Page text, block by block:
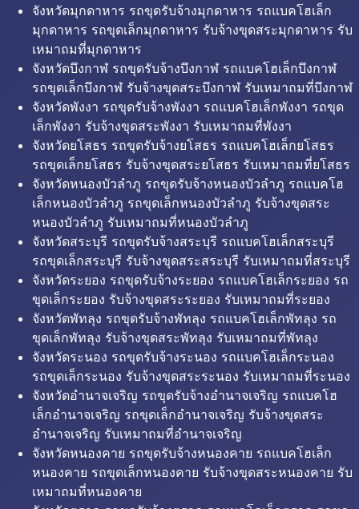
จังหวัดมุกดาหาร รถขุดรับจ้างมุกดาหาร รถแบคโฮเล็ก
มุกดาหาร รถขุดเล็กมุกดาหาร รับจ้างขุดสระมุกดาหาร รับ
เหมาถมที่มุกดาหาร
จังหวัดบึงกาฬ รถขุดรับจ้างบึงกาฬ รถแบคโฮเล็กบึงกาฬ
รถขุดเล็กบึงกาฬ รับจ้างขุดสระบึงกาฬ รับเหมาถมที่บึงกาฬ
จังหวัดพังงา รถขุดรับจ้างพังงา รถแบคโฮเล็กพังงา รถขุด
เล็กพังงา รับจ้างขุดสระพังงา รับเหมาถมที่พังงา
จังหวัดยโสธร รถขุดรับจ้างยโสธร รถแบคโฮเล็กยโสธร
รถขุดเล็กยโสธร รับจ้างขุดสระยโสธร รับเหมาถมที่ยโสธร
จังหวัดหนองบัวลำภู รถขุดรับจ้างหนองบัวลำภู รถแบคโฮ
เล็กหนองบัวลำภู รถขุดเล็กหนองบัวลำภู รับจ้างขุดสระ
หนองบัวลำภู รับเหมาถมที่หนองบัวลำภู
จังหวัดสระบุรี รถขุดรับจ้างสระบุรี รถแบคโฮเล็กสระบุรี
รถขุดเล็กสระบุรี รับจ้างขุดสระสระบุรี รับเหมาถมที่สระบุรี
จังหวัดระยอง รถขุดรับจ้างระยอง รถแบคโฮเล็กระยอง รถ
ขุดเล็กระยอง รับจ้างขุดสระระยอง รับเหมาถมที่ระยอง
จังหวัดพัทลุง รถขุดรับจ้างพัทลุง รถแบคโฮเล็กพัทลุง รถ
ขุดเล็กพัทลุง รับจ้างขุดสระพัทลุง รับเหมาถมที่พัทลุง
จังหวัดระนอง รถขุดรับจ้างระนอง รถแบคโฮเล็กระนอง
รถขุดเล็กระนอง รับจ้างขุดสระระนอง รับเหมาถมที่ระนอง
จังหวัดอำนาจเจริญ รถขุดรับจ้างอำนาจเจริญ รถแบคโฮ
เล็กอำนาจเจริญ รถขุดเล็กอำนาจเจริญ รับจ้างขุดสระ
อำนาจเจริญ รับเหมาถมที่อำนาจเจริญ
จังหวัดหนองคาย รถขุดรับจ้างหนองคาย รถแบคโฮเล็ก
หนองคาย รถขุดเล็กหนองคาย รับจ้างขุดสระหนองคาย รับ
เหมาถมที่หนองคาย